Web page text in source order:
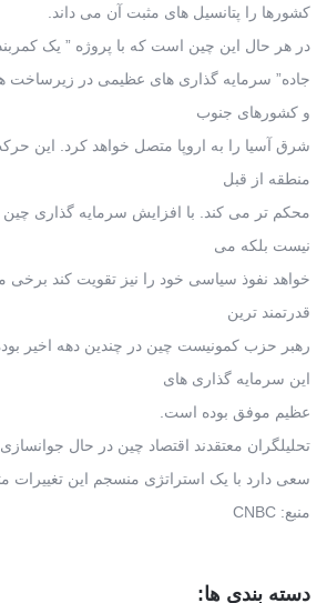
کشورها را پتانسیل های مثبت آن می داند.
در هر حال این چین است که با پروژه ” یک
جاده” سرمایه گذاری های عظیمی در زیرساخت
و کشورهای جنوب
شرق آسیا را به اروپا متصل خواهد کرد. این
منطقه از قبل
محکم تر می کند. با افزایش سرمایه گذاری چین
نیست بلکه می
خواهد نفوذ سیاسی خود را نیز تقویت کند برخی
قدرتمند ترین
رهبر حزب کمونیست چین در چندین دهه اخیر
این سرمایه گذاری های
عظیم موفق بوده است.
تحلیلگران معتقدند اقتصاد چین در حال
سعی دارد با یک استراتژی منسجم این تغییرات
منبع: CNBC
دسته بندی ها: